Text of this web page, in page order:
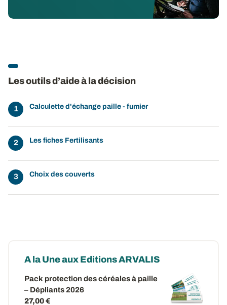
Les outils d’aide à la décision
Calculette d'échange paille - fumier
Les fiches Fertilisants
Choix des couverts
A la Une aux Editions ARVALIS
Pack protection des céréales à paille
– Dépliants 2026
27,00 €